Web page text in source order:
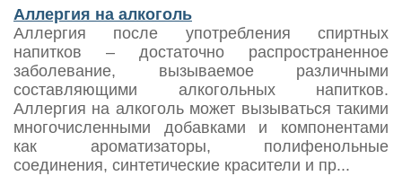
Аллергия на алкоголь
Аллергия после употребления спиртных
напитков – достаточно распространенное
заболевание, вызываемое различными
составляющими алкогольных напитков.
Аллергия на алкоголь может вызываться такими
многочисленными добавками и компонентами
как ароматизаторы, полифенольные
соединения, синтетические красители и пр...